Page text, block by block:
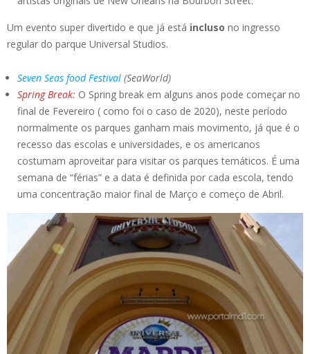
Um evento super divertido e que já está incluso no ingresso
regular do parque Universal Studios.
Seven Seas food Festival (SeaWorld)
Spring Break: O Spring break em alguns anos pode começar no
final de Fevereiro ( como foi o caso de 2020), neste período
normalmente os parques ganham mais movimento, já que é o
recesso das escolas e universidades, e os americanos
costumam aproveitar para visitar os parques temáticos. É uma
semana de “férias” e a data é definida por cada escola, tendo
uma concentração maior final de Março e começo de Abril.